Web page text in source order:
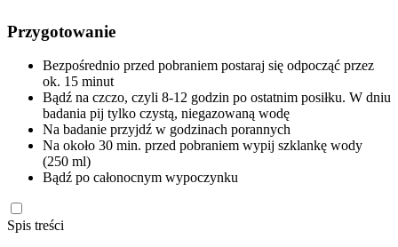
Przygotowanie
Bezpośrednio przed pobraniem postaraj się odpocząć przez
ok. 15 minut
Bądź na czczo, czyli 8-12 godzin po ostatnim posiłku. W dniu
badania pij tylko czystą, niegazowaną wodę
Na badanie przyjdź w godzinach porannych
Na około 30 min. przed pobraniem wypij szklankę wody
(250 ml)
Bądź po całonocnym wypoczynku
Spis treści